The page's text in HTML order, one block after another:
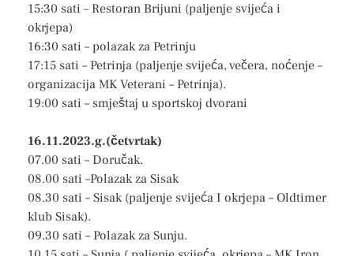
15:30 sati – Restoran Brijuni (paljenje svijeća i
okrjepa)
16:30 sati – polazak za Petrinju
17:15 sati – Petrinja (paljenje svijeća, večera, noćenje –
organizacija MK Veterani – Petrinja).
19:00 sati – smještaj u sportskoj dvorani
16.11.2023.g.(četvrtak)
07.00 sati – Doručak.
08.00 sati –Polazak za Sisak
08.30 sati – Sisak (paljenje svijeća I okrjepa – Oldtimer
klub Sisak).
09.30 sati – Polazak za Sunju.